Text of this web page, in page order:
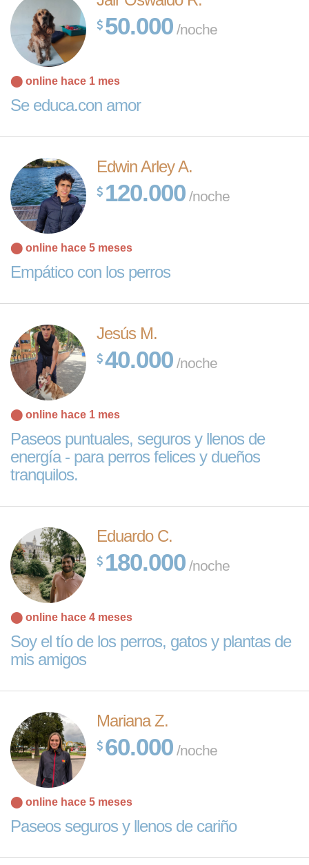
50.000 /noche
⬤ online hace 1 mes
Se educa.con amor
Edwin Arley A.
120.000 /noche
⬤ online hace 5 meses
Empático con los perros
Jesús M.
40.000 /noche
⬤ online hace 1 mes
Paseos puntuales, seguros y llenos de
energía - para perros felices y dueños
tranquilos.
Eduardo C.
180.000 /noche
⬤ online hace 4 meses
Soy el tío de los perros, gatos y plantas de
mis amigos
Mariana Z.
60.000 /noche
⬤ online hace 5 meses
Paseos seguros y llenos de cariño